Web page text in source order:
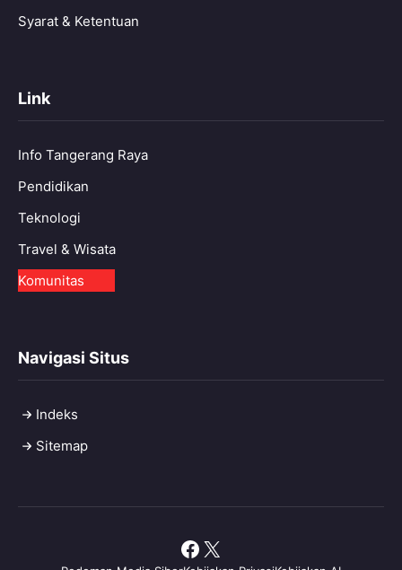
Syarat & Ketentuan
Link
Info Tangerang Raya
Pendidikan
Teknologi
Travel & Wisata
Komunitas
Navigasi Situs
Indeks
Sitemap
Facebook
X